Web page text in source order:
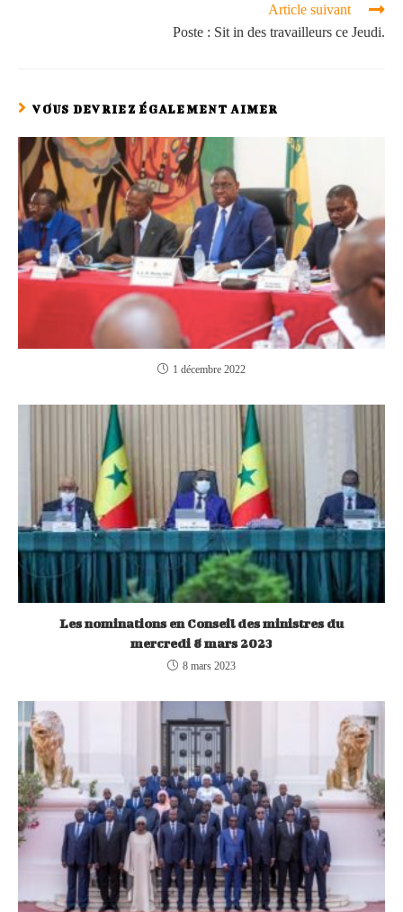
Article suivant
Poste : Sit in des travailleurs ce Jeudi.
VOUS DEVRIEZ ÉGALEMENT AIMER
1 décembre 2022
Les nominations en Conseil des ministres du
mercredi 8 mars 2023
8 mars 2023